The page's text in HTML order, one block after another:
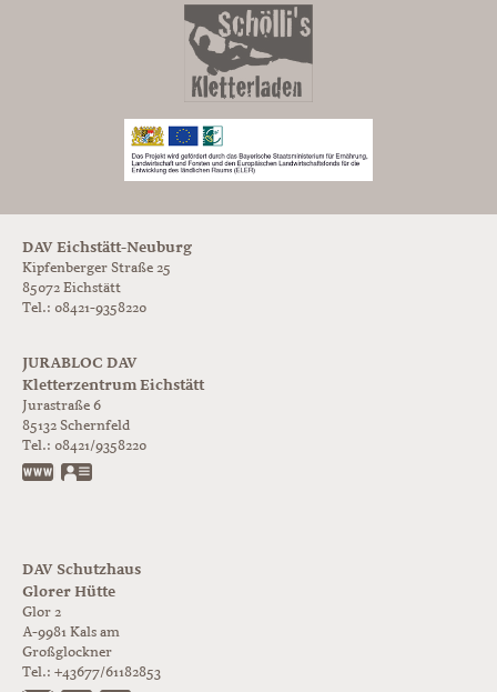
DAV Eichstätt-Neuburg
Kipfenberger Straße 25
85072 Eichstätt
Tel.: 08421-9358220
JURABLOC DAV
Kletterzentrum Eichstätt
Jurastraße 6
85132 Schernfeld
Tel.: 08421/9358220
www.jurabloc.de
DAV Schutzhaus
Glorer Hütte
Glor 2
A-9981 Kals am
Großglockner
Tel.: +43677/61182853